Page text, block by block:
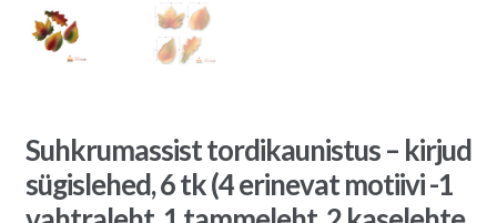
Suhkrumassist tordikaunistus – kirjud
sügislehed, 6 tk (4 erinevat motiivi -1